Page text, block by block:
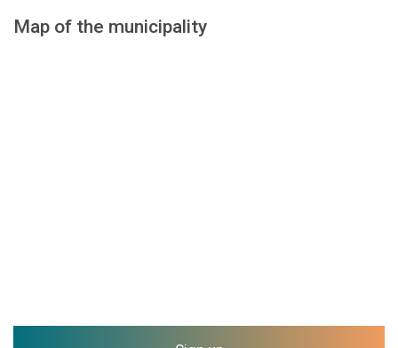
Map of the municipality